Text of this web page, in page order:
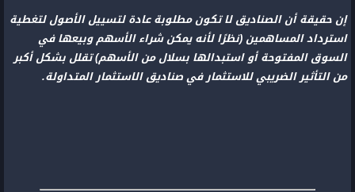
إن حقيقة أن الصناديق لا تكون مطلوبة عادة لتسييل الأصول لتغطية
استرداد المساهمين (نظرًا لأنه يمكن شراء الأسهم وبيعها في
السوق المفتوحة أو استبدالها بسلال من الأسهم) تقلل بشكل أكبر
من التأثير الضريبي للاستثمار في صناديق الاستثمار المتداولة.